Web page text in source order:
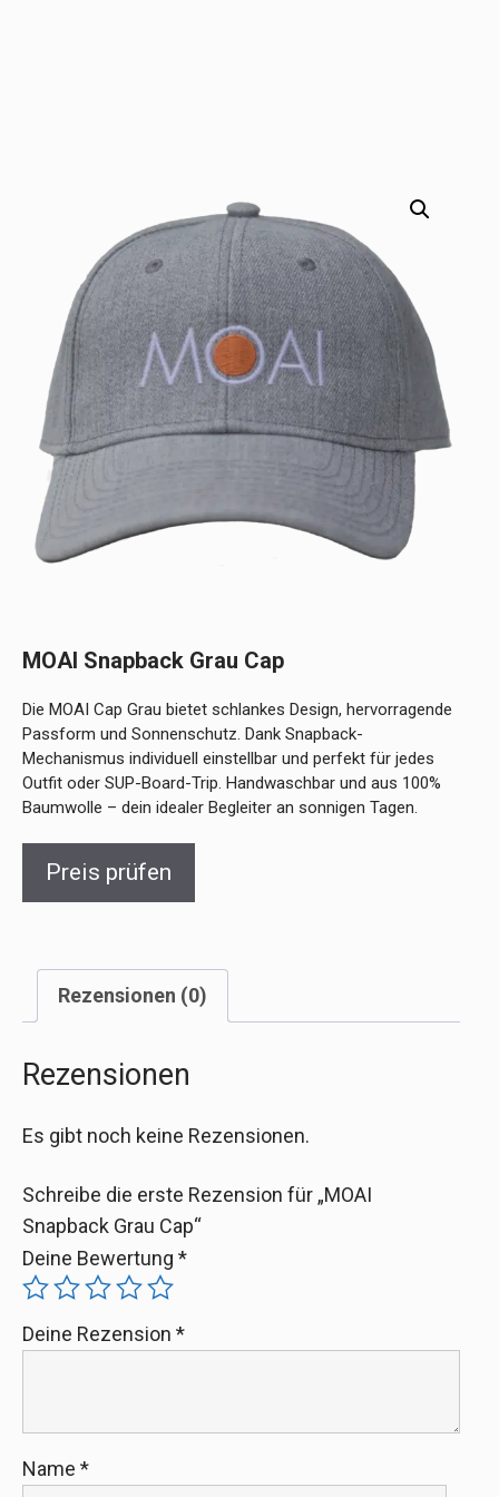
MOAI Snapback Grau Cap
Die MOAI Cap Grau bietet schlankes Design, hervorragende
Passform und Sonnenschutz. Dank Snapback-
Mechanismus individuell einstellbar und perfekt für jedes
Outfit oder SUP-Board-Trip. Handwaschbar und aus 100%
Baumwolle – dein idealer Begleiter an sonnigen Tagen.
Preis prüfen
Rezensionen (0)
Rezensionen
Es gibt noch keine Rezensionen.
Schreibe die erste Rezension für „MOAI
Snapback Grau Cap“
Deine Bewertung *
Deine Rezension *
Name *